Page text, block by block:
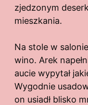
zjedzonym
mieszkania.
Na stole w
wino. Arek
aucie wypytał
Wygodnie
on usiadł blisko